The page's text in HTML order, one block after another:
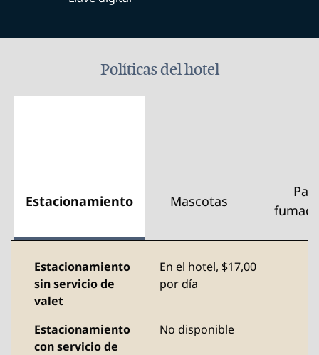
Políticas del hotel
Estacionamiento Mascotas
Estacionamiento
sin servicio de
valet
En el hotel, $17,00
por día
Estacionamiento
con servicio de
No disponible